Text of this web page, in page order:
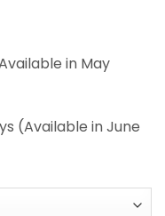
in May
(Available in June